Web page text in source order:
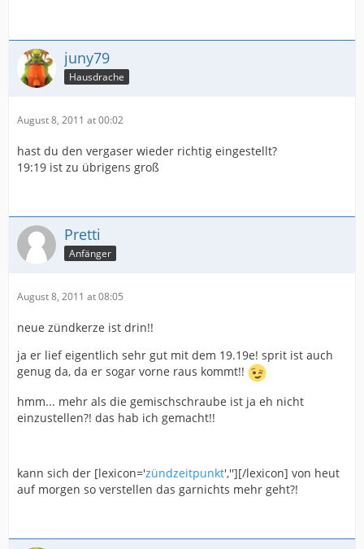
juny79
Hausdrache
August 8, 2011 at 00:02
hast du den vergaser wieder richtig eingestellt?
19:19 ist zu übrigens groß
Pretti
Anfänger
August 8, 2011 at 08:05
neue zündkerze ist drin!!
ja er lief eigentlich sehr gut mit dem 19.19e! sprit ist auch
genug da, da er sogar vorne raus kommt!!
hmm... mehr als die gemischschraube ist ja eh nicht
einzustellen?! das hab ich gemacht!!
kann sich der [lexicon='zündzeitpunkt',''][/lexicon] von heut
auf morgen so verstellen das garnichts mehr geht?!